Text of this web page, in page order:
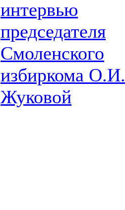
интервью
председателя
Смоленского
избиркома О.И.
Жуковой